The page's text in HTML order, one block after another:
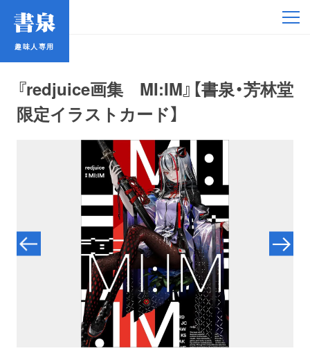
趣味人専用
『redjuice画集 MI:IM』【書泉・芳林堂
限定イラストカード】
趣味人専用
鉄道・バス
コミック・ラノベ
プロレス